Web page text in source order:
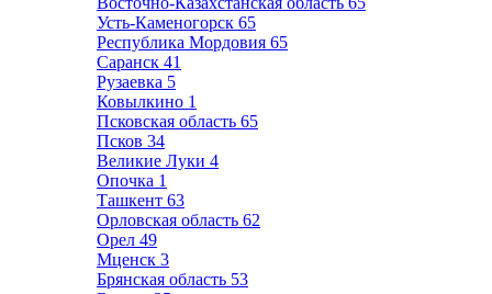
Усть-Каменогорск 65
Республика Мордовия 65
Саранск 41
Рузаевка 5
Ковылкино 1
Псковская область 65
Псков 34
Великие Луки 4
Опочка 1
Ташкент 63
Орловская область 62
Орел 49
Мценск 3
Брянская область 53